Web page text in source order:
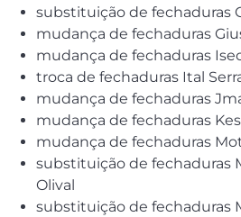
substituição de fechaduras
mudança de fechaduras
mudança de fechaduras
troca de fechaduras Ital
mudança de fechaduras
mudança de fechaduras
mudança de fechaduras
substituição de fechaduras
Olival
substituição de fechaduras